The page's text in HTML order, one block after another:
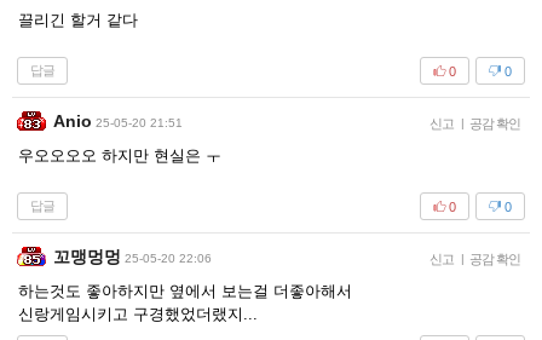
끌리긴 할거 같다
답글 0
0
Anio 25-05-20 21:51 신고 공감 확인
우오오오오 하지만 현실은 ㅜ
답글 0
0
꼬맹멍멍 25-05-20 22:06 신고 공감 확인
하는것도 좋아하지만 옆에서 보는걸 더좋아해서
신랑게임시키고 구경했었더랬지...